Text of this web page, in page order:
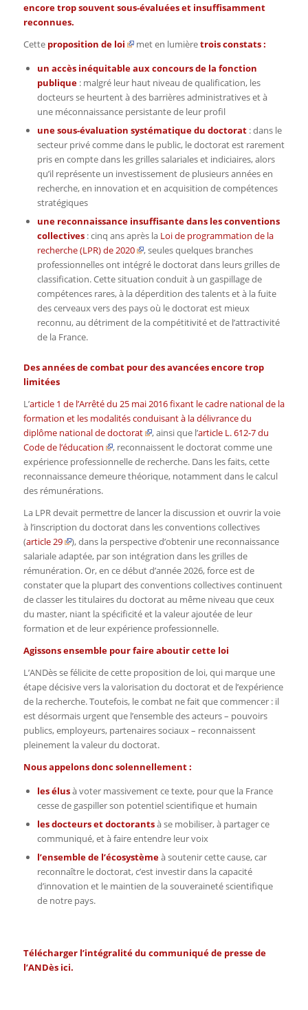
encore trop souvent sous-évaluées et insuffisamment
reconnues.
Cette proposition de loi met en lumièretrois constats :
un accès inéquitable aux concours de la fonction
publique : malgré leur haut niveau de qualification, les
docteurs se heurtent à des barrières administratives et à
une méconnaissance persistante de leur profil
une sous-évaluation systématique du doctorat: dans le
secteur privé comme dans le public, le doctorat est rarement
pris en compte dans les grilles salariales et indiciaires, alors
qu’il représente un investissement de plusieurs années en
recherche, en innovation et en acquisition de compétences
stratégiques
une reconnaissance insuffisante dans les conventions
collectives: cinq ans après la Loi de programmation de la
recherche (LPR) de 2020
, seules quelques branches
professionnelles ont intégré le doctorat dans leurs grilles de
classification. Cette situation conduit à un gaspillage de
compétences rares, à la déperdition des talents et à la fuite
des cerveaux vers des pays où le doctorat est mieux
reconnu, au détriment de la compétitivité et de l’attractivité
de la France.
Des années de combat pour des avancées encore trop
limitées
L’article 1 de l’Arrêté du 25 mai 2016 fixant le cadre national de la
formation et les modalités conduisant à la délivrance du
diplôme national de doctorat
, ainsi que l’article L. 612-7 du
Code de l’éducation
, reconnaissent le doctorat comme une
expérience professionnelle de recherche. Dans les faits, cette
reconnaissance demeure théorique, notamment dans le calcul
des rémunérations.
La LPR devait permettre de lancer la discussion et ouvrir la voie
à l’inscription du doctorat dans les conventions collectives
(article 29
), dans la perspective d’obtenir une reconnaissance
salariale adaptée, par son intégration dans les grilles de
rémunération. Or, en ce début d’année 2026, force est de
constater que la plupart des conventions collectives continuent
de classer les titulaires du doctorat au même niveau que ceux
du master, niant la spécificité et la valeur ajoutée de leur
formation et de leur expérience professionnelle.
Agissons ensemble pour faire aboutir cette loi
L’ANDès se félicite de cette proposition de loi, qui marque une
étape décisive vers la valorisation du doctorat et de l’expérience
de la recherche. Toutefois, le combat ne fait que commencer : il
est désormais urgent que l’ensemble des acteurs – pouvoirs
publics, employeurs, partenaires sociaux – reconnaissent
pleinement la valeur du doctorat.
Nous appelons donc solennellement :
les élusà voter massivement ce texte, pour que la France
cesse de gaspiller son potentiel scientifique et humain
les docteurs et doctorantsà se mobiliser, à partager ce
communiqué, et à faire entendre leur voix
l’ensemble de l’écosystèmeà soutenir cette cause, car
reconnaître le doctorat, c’est investir dans la capacité
d’innovation et le maintien de la souveraineté scientifique
de notre pays.
Télécharger l’intégralité du communiqué de presse de
l’ANDès ici.